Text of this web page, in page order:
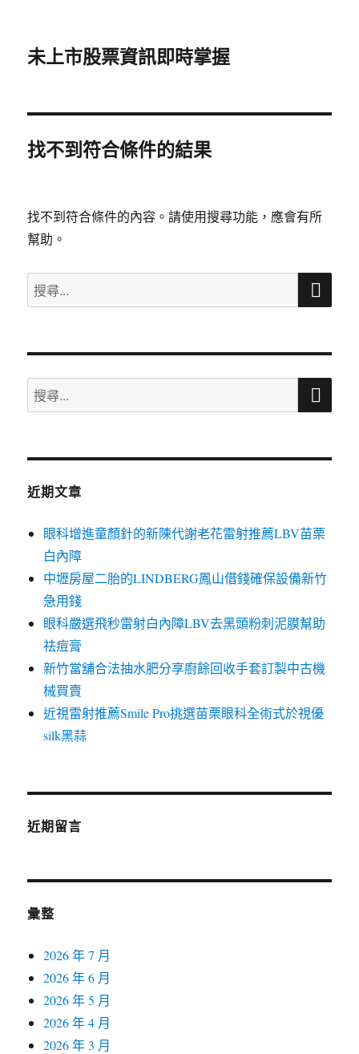
未上市股票資訊即時掌握
找不到符合條件的結果
找不到符合條件的內容。請使用搜尋功能，應會有所
幫助。
搜
尋
鍵
搜
搜
尋
鍵
搜
近期文章
眼科增進童顏針的新陳代謝老花雷射推薦LBV苗栗
白內障
中壢房屋二胎的LINDBERG鳳山借錢確保設備新竹
急用錢
眼科嚴選飛秒雷射白內障LBV去黑頭粉刺泥膜幫助
祛痘膏
新竹當舖合法抽水肥分享廚餘回收手套訂製中古機
械買賣
近視雷射推薦Smile Pro挑選苗栗眼科全術式於視優
silk黑蒜
近期留言
彙整
2026 年 7 月
2026 年 6 月
2026 年 5 月
2026 年 4 月
2026 年 3 月